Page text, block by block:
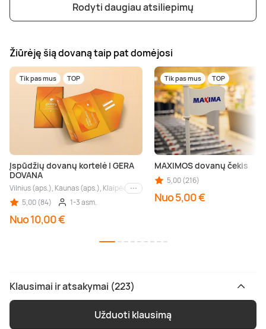
Rodyti daugiau atsiliepimų
Žiūrėję šią dovaną taip pat domėjosi
Tik pas mus TOP
Įspūdžių dovanų kortelė | GERA
DOVANA
Vilnius (aps.), Kaunas (aps.), Klaipėda (aps.), Palanga (aps.), Nida (aps.),
Kiti miestai
5,00 (84)
1-3 asm.
Nuo 10,00 €
Tik pas mus TOP
MAXIMOS dovanų čekis
5,00 (216)
Nuo 5,00 €
Klausimai ir atsakymai (223)
Užduoti klausimą